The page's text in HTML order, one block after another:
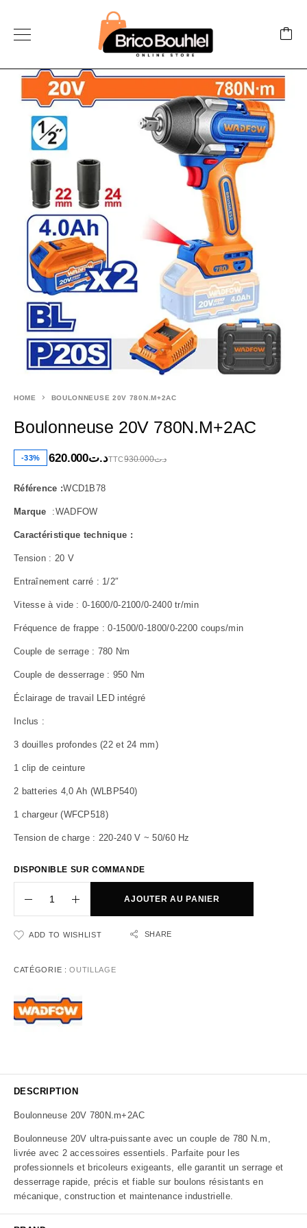
HOME BOULONNEUSE 20V 780N.M+2AC
Boulonneuse 20V 780N.m+2AC
-33% د.ت930.000 د.ت620.000 TTC
Référence :WCD1B78
Marque :WADFOW
Caractéristique technique :
Tension : 20 V
Entraînement carré : 1/2″
Vitesse à vide : 0-1600/0-2100/0-2400 tr/min
Fréquence de frappe : 0-1500/0-1800/0-2200 coups/min
Couple de serrage : 780 Nm
Couple de desserrage : 950 Nm
Éclairage de travail LED intégré
Inclus :
3 douilles profondes (22 et 24 mm)
1 clip de ceinture
2 batteries 4,0 Ah (WLBP540)
1 chargeur (WFCP518)
Tension de charge : 220-240 V ~ 50/60 Hz
DISPONIBLE SUR COMMANDE
AJOUTER AU PANIER
ADD TO WISHLIST SHARE
CATÉGORIE :OUTILLAGE
DESCRIPTION
Boulonneuse 20V 780N.m+2AC
Boulonneuse 20V ultra-puissante avec un couple de 780 N.m,
livrée avec 2 accessoires essentiels. Parfaite pour les
professionnels et bricoleurs exigeants, elle garantit un serrage et
desserrage rapide, précis et fiable sur boulons résistants en
mécanique, construction et maintenance industrielle.